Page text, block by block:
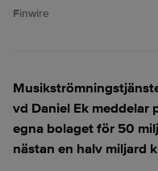
Finwire
vd Daniel Ek meddelar
egna bolaget för 50
nästan en halv miljard